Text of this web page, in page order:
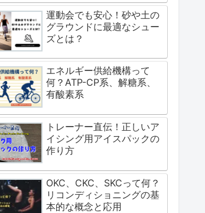
運動会でも安心！砂や土の
グラウンドに最適なシュー
ズとは？
エネルギー供給機構って
何？ATP-CP系、解糖系、
有酸素系
トレーナー直伝！正しいア
イシング用アイスパックの
作り方
OKC、CKC、SKCって何？
リコンディショニングの基
本的な概念と応用